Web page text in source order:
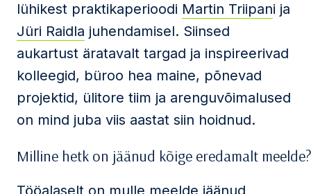
lühikest praktikaperioodi Martin Triipani ja
Jüri Raidla juhendamisel. Siinsed
aukartust äratavalt targad ja inspireerivad
kolleegid, büroo hea maine, põnevad
projektid, ülitore tiim ja arenguvõimalused
on mind juba viis aastat siin hoidnud.
Milline hetk on jäänud kõige eredamalt meelde?
Tööalaselt on mulle meelde jäänud